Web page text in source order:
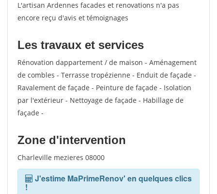
L'artisan Ardennes facades et renovations n'a pas
encore reçu d'avis et témoignages
Les travaux et services
Rénovation dappartement / de maison - Aménagement
de combles - Terrasse tropézienne - Enduit de façade -
Ravalement de façade - Peinture de façade - Isolation
par l'extérieur - Nettoyage de façade - Habillage de
façade -
Zone d'intervention
Charleville mezieres 08000